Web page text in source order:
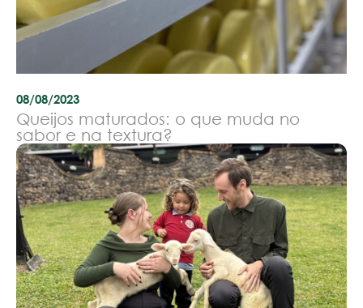
08/08/2023
Queijos maturados: o que muda no
sabor e na textura?